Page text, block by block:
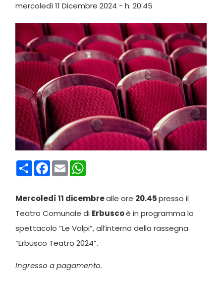
mercoledì 11 Dicembre 2024 - h. 20:45
CondividiFacebook
Email
Mercoledì 11 dicembrealle ore 20.45presso il
Teatro Comunale di Erbuscoè in programma lo
spettacolo “Le Volpi”, all’interno della rassegna
“Erbusco Teatro 2024”.
Ingresso a pagamento.